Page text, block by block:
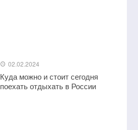
02.02.2024
Куда можно и стоит сегодня
поехать отдыхать в России